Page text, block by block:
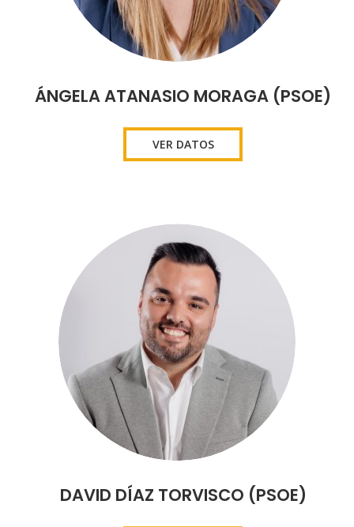
ÁNGELA ATANASIO MORAGA (PSOE)
VER DATOS
DAVID DÍAZ TORVISCO (PSOE)